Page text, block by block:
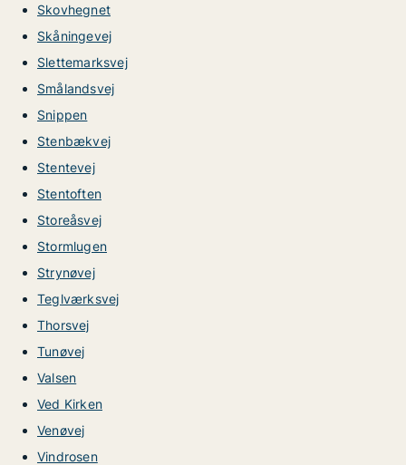
Skovhegnet
Skåningevej
Slettemarksvej
Smålandsvej
Snippen
Stenbækvej
Stentevej
Stentoften
Storeåsvej
Stormlugen
Strynøvej
Teglværksvej
Thorsvej
Tunøvej
Valsen
Ved Kirken
Venøvej
Vindrosen